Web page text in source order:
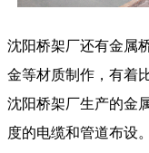
沈阳桥架厂还有金属
金等材质制作，有着
沈阳桥架厂生产的金
度的电缆和管道布设